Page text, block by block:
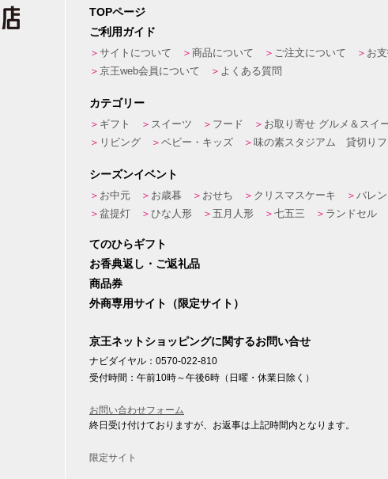
TOPページ
ご利用ガイド
サイトについて 商品について ご注文について お
京王web会員について
よくある質問
カテゴリー
ギフト スイーツ フード お取り寄せ グルメ＆スイ
リビング
ベビー・キッズ 味の素スタジアム 貸切りフ
シーズンイベント
お中元 お歳暮 おせち クリスマスケーキ バレ
盆提灯
ひな人形 五月人形 七五三 ランドセル
てのひらギフト
お香典返し・ご返礼品
商品券
外商専用サイト（限定サイト）
京王ネットショッピングに関するお問い合せ
ナビダイヤル：0570-022-810
受付時間：午前10時～午後6時（日曜・休業日除く）
お問い合わせフォーム
終日受け付けておりますが、お返事は上記時間内となります。
限定サイト